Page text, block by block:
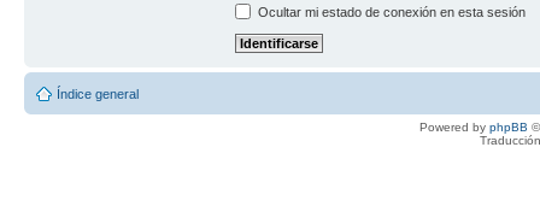
Ocultar mi estado de conexión en esta sesión
Índice general
Powered by phpBB